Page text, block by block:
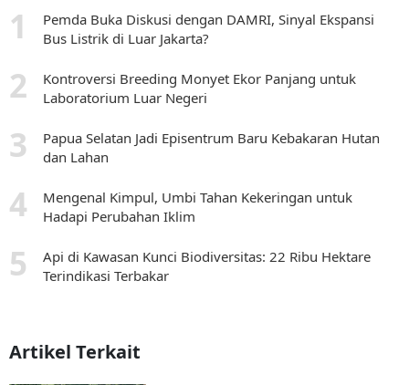
Pemda Buka Diskusi dengan DAMRI, Sinyal Ekspansi
Bus Listrik di Luar Jakarta?
Kontroversi Breeding Monyet Ekor Panjang untuk
Laboratorium Luar Negeri
Papua Selatan Jadi Episentrum Baru Kebakaran Hutan
dan Lahan
Mengenal Kimpul, Umbi Tahan Kekeringan untuk
Hadapi Perubahan Iklim
Api di Kawasan Kunci Biodiversitas: 22 Ribu Hektare
Terindikasi Terbakar
Artikel Terkait